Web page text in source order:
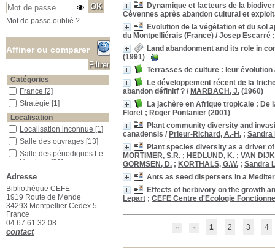
Dynamique et facteurs de la
Cévennes après abandon cultural et
Evolution de la végétation et du sol
du Montpelliérais (France) / Josep Escarré
Land abandonment and its role in
(1991)
Terrasses de culture : leur
Le développement récent de la
abandon définitf ? / MARBACH, J. (1960)
La jachère en Afrique tropicale : De
Floret ; Roger Pontanier (2001)
Plant community diversity and
canadensis / Prieur-Richard, A.-H. ; Sandra
Plant species diversity as a driver
MORTIMER, S.R. ; HEDLUND, K. ; VAN
GORMSEN, D. ; KORTHALS, G.W. ; Sandra
Ants as seed dispersers in a
Effects of herbivory on the growth
Lepart ; CEFE Centre d'Ecologie
1 2 3 4
Mot de passe oublié ?
Affiner ou comparer
Catégories
FranceFrance [2]
Stratégie
Stratégie [1]
Localisation
Localisation inconnue
Localisation inconnue [1]
Salle des ouvrages
Salle des ouvrages [13]
Salle des périodiques Le Houérou
Salle des périodiques Le
Houérou [39]
Section
01_Agriculture
01_Agriculture
04_Ecologie_animale
04_Ecologie_animale
13_Physiologie_végétale
13_Physiologie_végétale
[1]
15_Ecologie_générale
15_Ecologie_générale
Adresse
Bibliothèque CEFE
1919 Route de Mende
34293 Montpellier Cedex 5
France
04.67.61.32.08
contact